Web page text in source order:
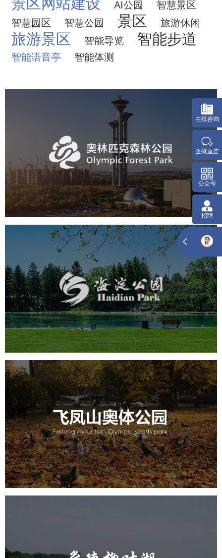
景区网站建设 AI公园
智慧景区
智慧园区
智慧公园 景区 旅游休闲
旅游景区 智能导览 智能步道
智能语音亭 智能体测
奥体森林公园
旅游休闲 公园 AI人工智能
智慧公园
智慧体育公园
智能步道 智能大数据平台
海淀公园
旅游休闲 公园 AI人工智能 智慧公园
智能步道
智能大数据平台
AR太极 智能语音亭
飞凤山奥体公园
旅游休闲 公园 AI人工智能
智慧公园
智慧体育公园
智能步道 智能大数据平台
AR太极
智能体测